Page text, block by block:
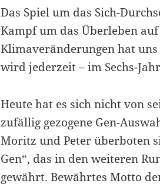
Das Spiel um das Sich-
Kampf um das Überleben
Klimaveränderungen hat
wird jederzeit – im Sechs-
Heute hat es sich nicht von
zufällig gezogene Gen-
Moritz und Peter überboten
Gen“, das in den weiteren
gewährt. Bewährtes Motto